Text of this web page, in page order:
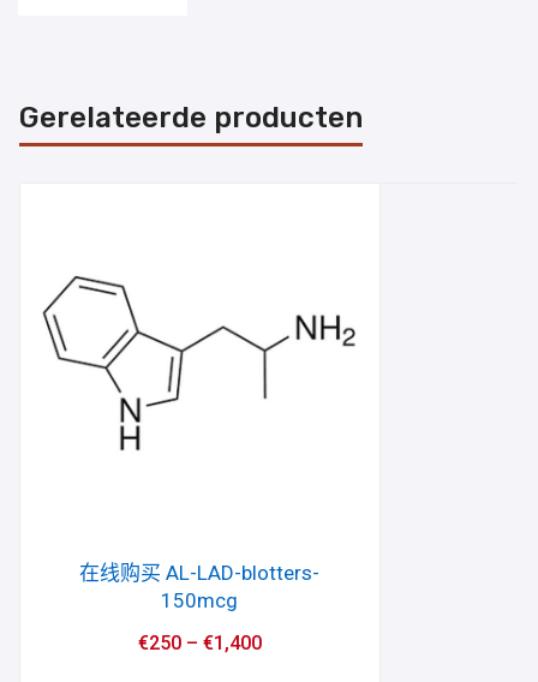
Gerelateerde producten
在线购买 AL-LAD-blotters-
150mcg
€250– €1,400